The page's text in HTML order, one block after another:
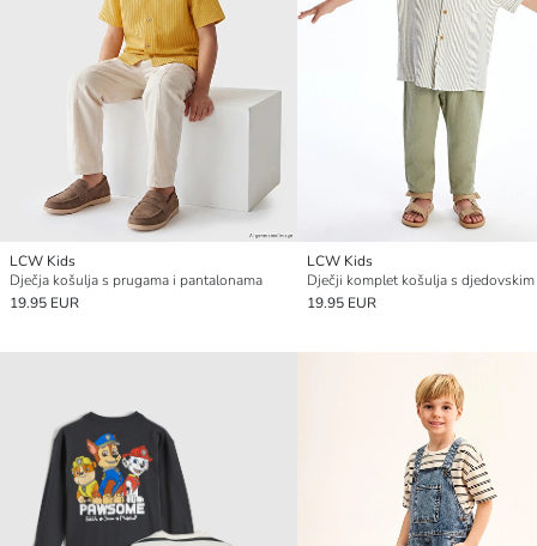
LCW Kids
Dječja košulja s prugama i pantalonama
19.95 EUR
LCW Kids
19.95 EUR